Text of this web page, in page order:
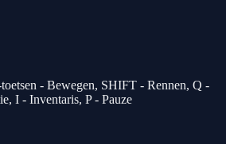
- Bewegen, SHIFT - Rennen, Q -
I - Inventaris, P - Pauze